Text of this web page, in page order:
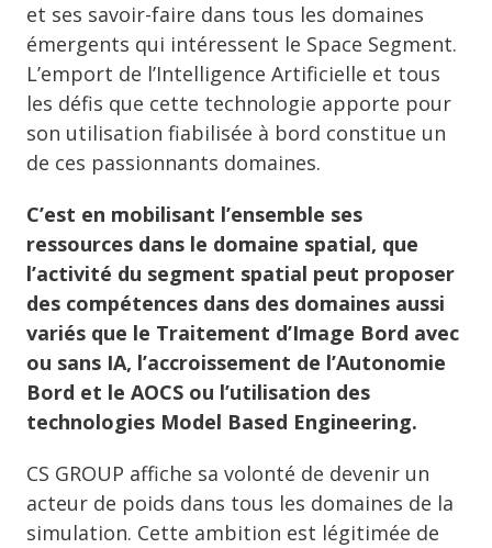
et ses savoir-faire dans tous les domaines
émergents qui intéressent le Space Segment.
L’emport de l’Intelligence Artificielle et tous
les défis que cette technologie apporte pour
son utilisation fiabilisée à bord constitue un
de ces passionnants domaines.
C’est en mobilisant l’ensemble ses
ressources dans le domaine spatial, que
l’activité du segment spatial peut proposer
des compétences dans des domaines aussi
variés que le Traitement d’Image Bord avec
ou sans IA, l’accroissement de l’Autonomie
Bord et le AOCS ou l’utilisation des
technologies Model Based Engineering.
CS GROUP affiche sa volonté de devenir un
acteur de poids dans tous les domaines de la
simulation. Cette ambition est légitimée de